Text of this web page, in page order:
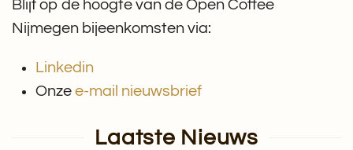
Blijf op de hoogte van de Open Coffee
Nijmegen bijeenkomsten via:
Linkedin
Onze e-mail nieuwsbrief
Laatste Nieuws